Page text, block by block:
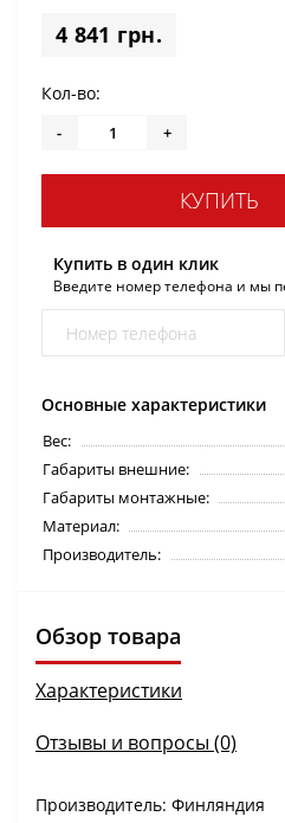
4 841 грн.
Основные характеристики
Вес:
Габариты внешние:
Габариты монтажные:
Материал:
Производитель:
Кол-во:
- +
КУПИТЬ
Купить в один клик
Введите номер телефона и мы
Обзор товара
Характеристики
Отзывы и вопросы (0)
Производитель: Финляндия